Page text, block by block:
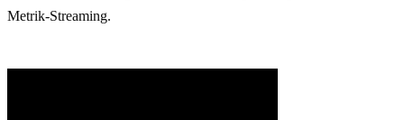
Metrik-Streaming.